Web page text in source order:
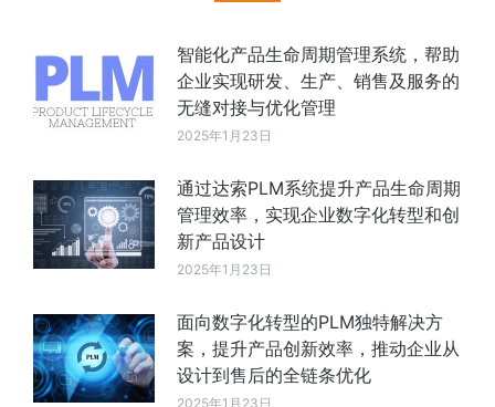
智能化产品生命周期管理系统，帮助
企业实现研发、生产、销售及服务的
无缝对接与优化管理
2025年1月23日
通过达索PLM系统提升产品生命周期
管理效率，实现企业数字化转型和创
新产品设计
2025年1月23日
面向数字化转型的PLM独特解决方
案，提升产品创新效率，推动企业从
设计到售后的全链条优化
2025年1月23日